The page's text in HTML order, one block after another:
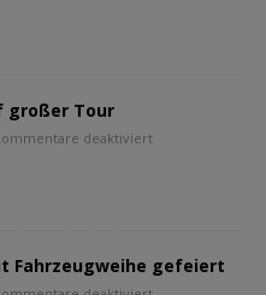
großer Tour
deaktiviert
Fahrzeugweihe gefeiert